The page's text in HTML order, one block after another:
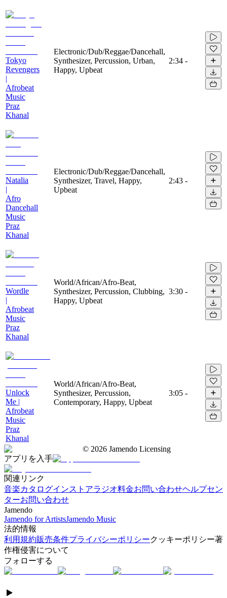
Tokyo
Revengers
|
Afrobeat
Music
Praz
Khanal
Electronic/Dub/Reggae/Dancehall,
Synthesizer, Percussion, Urban,
Happy, Upbeat
2:34 -
Natalia
|
Afro
Dancehall
Music
Praz
Khanal
Electronic/Dub/Reggae/Dancehall,
Synthesizer, Travel, Happy,
Upbeat
2:43 -
Wordle
|
Afrobeat
Music
Praz
Khanal
World/African/Afro-Beat,
Synthesizer, Percussion, Clubbing,
Happy, Upbeat
3:30 -
Unlock
Me |
Afrobeat
Music
Praz
Khanal
World/African/Afro-Beat,
Synthesizer, Percussion,
Contemporary, Happy, Upbeat
3:05 -
© 2026 Jamendo Licensing
アプリを入手
関連リンク
音楽カタログインストアラジオ料金お問い合わせヘルプセン
ターお問い合わせ
Jamendo
Jamendo for ArtistsJamendo Music
法的情報
利用規約販売条件プライバシーポリシークッキーポリシー著
作権侵害について
フォローする